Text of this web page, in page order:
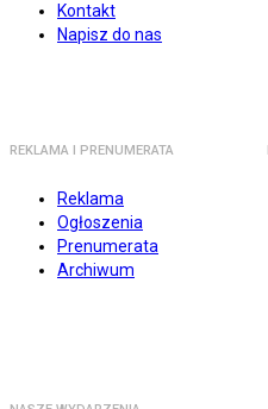
Kontakt
Napisz do nas
REKLAMA I PRENUMERATA
Reklama
Ogłoszenia
Prenumerata
Archiwum